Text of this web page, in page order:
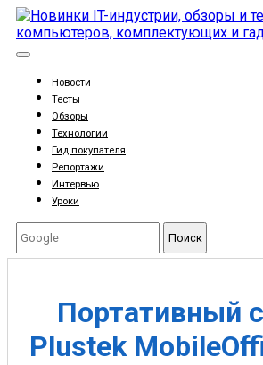
Новости
Тесты
Обзоры
Технологии
Гид покупателя
Репортажи
Интервью
Уроки
Поиск
Портативный
Plustek